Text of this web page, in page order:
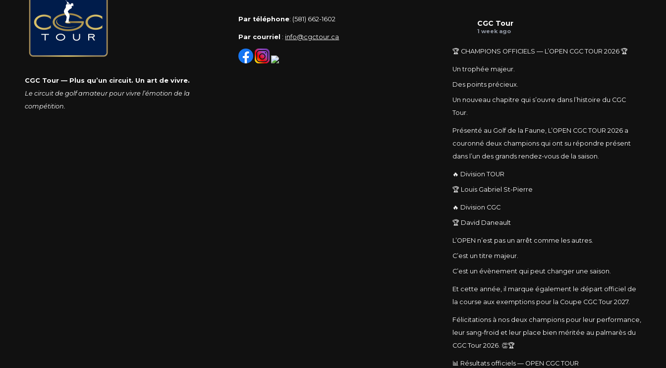
CGC Tour — Plus qu’un circuit. Un art de vivre.
Le circuit de golf amateur pour vivre l’émotion de la
compétition.
Par téléphone: (581) 662-1602
Par courriel : info@cgctour.ca
CGC Tour
1 week ago
🏆 CHAMPIONS OFFICIELS — L’OPEN CGC TOUR 2026 🏆
Un trophée majeur.
Des points précieux.
Un nouveau chapitre qui s’ouvre dans l’histoire du CGC
Tour.
Présenté au Golf de la Faune, L’OPEN CGC TOUR 2026 a
couronné deux champions qui ont su répondre présent
dans l’un des grands rendez-vous de la saison.
🔥 Division TOUR
🏆 Louis Gabriel St-Pierre
🔥 Division CGC
🏆 David Daneault
L’OPEN n’est pas un arrêt comme les autres.
C’est un titre majeur.
C’est un évènement qui peut changer une saison.
Et cette année, il marque également le départ officiel de
la course aux exemptions pour la Coupe CGC Tour 2027.
Félicitations à nos deux champions pour leur performance,
leur sang-froid et leur place bien méritée au palmarès du
CGC Tour 2026. 👏🏆
📊 Résultats officiels — OPEN CGC TOUR